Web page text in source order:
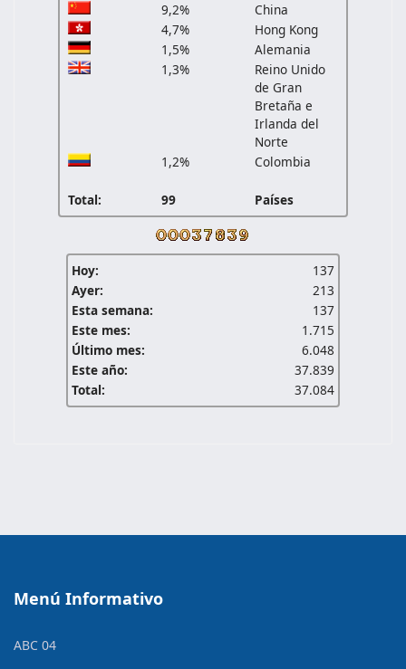
9,2%
China
4,7%
Hong Kong
1,5%
Alemania
1,3%
Reino Unido
de Gran
Bretaña e
Irlanda del
Norte
1,2%
Colombia
Total: 99 Países
Hoy:
137
Ayer:
213
Esta semana:
137
Este mes:
1.715
Último mes:
6.048
Este año:
37.839
Total:
37.084
Menú Informativo
ABC 04